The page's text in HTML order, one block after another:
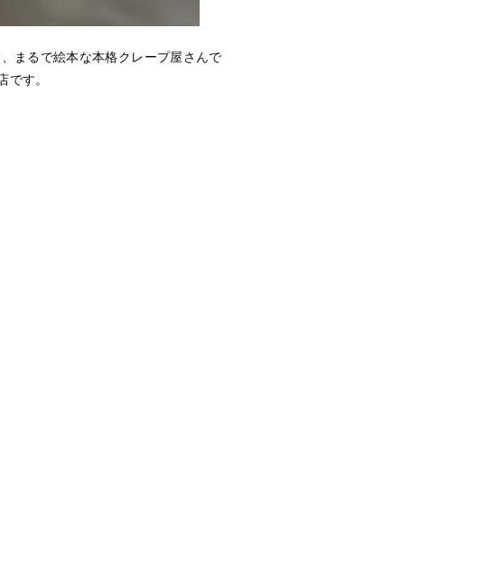
まるで絵本な本格クレープ屋さんで
す。